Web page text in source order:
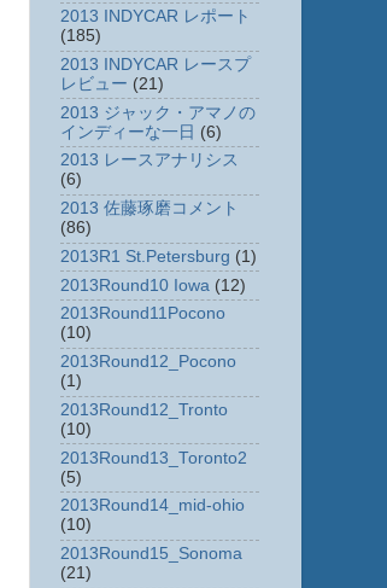
2013 INDYCAR レポート
(185)
2013 INDYCAR レースプ
レビュー (21)
2013 ジャック・アマノの
インディーな一日 (6)
2013 レースアナリシス
(6)
2013 佐藤琢磨コメント
(86)
2013R1 St.Petersburg (1)
2013Round10 Iowa (12)
2013Round11Pocono
(10)
2013Round12_Pocono
(1)
2013Round12_Tronto
(10)
2013Round13_Toronto2
(5)
2013Round14_mid-ohio
(10)
2013Round15_Sonoma
(21)